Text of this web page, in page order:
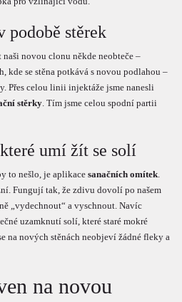
podobě stěrek
novou clonu někde neobteče –
kde se stěna potkává s novou podlahou –
Přes celou linii injektáže jsme nanesli
stěrky. Tím jsme celou spodní partii
umí žít se solí
to nešlo, je aplikace sanačních omítek
Fungují tak, že zdivu dovolí po našem
„vydechnout“ a vyschnout. Navíc
uzamknutí solí, které staré mokré
na nových stěnách neobjeví žádné fleky a
na novou